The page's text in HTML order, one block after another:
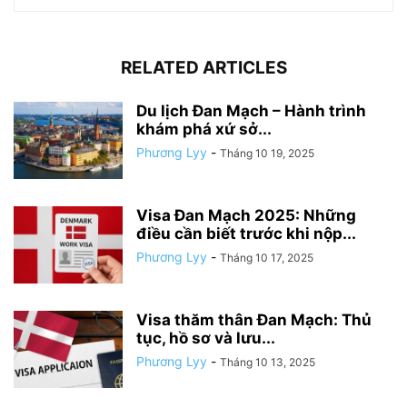
RELATED ARTICLES
Du lịch Đan Mạch – Hành trình
khám phá xứ sở...
Phương Lyy - Tháng 10 19, 2025
Visa Đan Mạch 2025: Những
điều cần biết trước khi nộp...
Phương Lyy - Tháng 10 17, 2025
Visa thăm thân Đan Mạch: Thủ
tục, hồ sơ và lưu...
Phương Lyy - Tháng 10 13, 2025